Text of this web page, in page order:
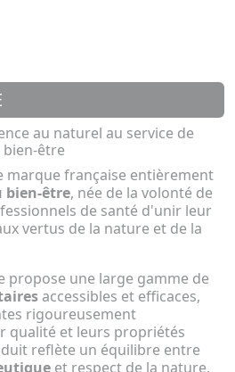
au naturel au service de
être
marque française entièrement
bien-être, née de la volonté de
de santé d'unir leur
vertus de la nature et de la
propose une large gamme de
accessibles et efficaces,
rigoureusement
qualité et leurs propriétés
reflète un équilibre entre
et respect de la nature,